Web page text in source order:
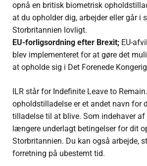
opnå en britisk biometrisk
at du opholder dig, arbejder eller går i
Storbritannien lovligt.
EU-forligsordning efter Brexit; EU-
blev implementeret for at gøre det
at opholde sig i Det Forenede
ILR står for Indefinite Leave to
opholdstilladelse er et andet navn for
tilladelse til at blive. Som indehaver af
længere underlagt betingelser for dit
Storbritannien. Du kan også arbejde,
forretning på ubestemt tid.